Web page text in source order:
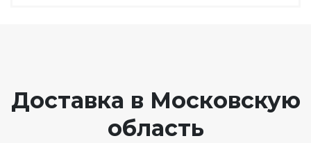
Доставка в Московскую
область